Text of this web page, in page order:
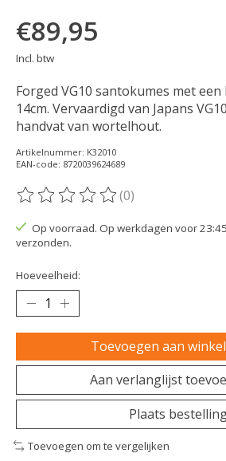
€89,95
Incl. btw
Forged VG10 santokumes met
14cm. Vervaardigd van Japans
handvat van wortelhout.
Artikelnummer: K32010
EAN-code: 8720039624689
De beoordeling van dit product is
(0)
Op voorraad. Op werkdagen voor
verzonden.
Hoeveelheid:
Toevoegen aan
Aan verlanglijst
Plaats
Toevoegen om te vergelijken